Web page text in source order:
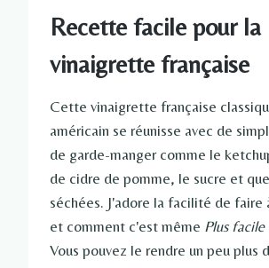
Recette facile pour la
vinaigrette française
Cette vinaigrette française
américain se réunisse avec de
de garde-manger comme le
de cidre de pomme, le sucre et
séchées. J'adore la facilité de faire
et comment c'est même Plus facile
Vous pouvez le rendre un peu plus